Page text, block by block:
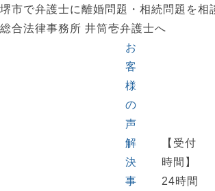
堺市で弁護士に離婚問題・相続問題を相
総合法律事務所 井筒壱弁護士へ
お
客
様
の
声
解
決
事
【受付
時間】
24時間